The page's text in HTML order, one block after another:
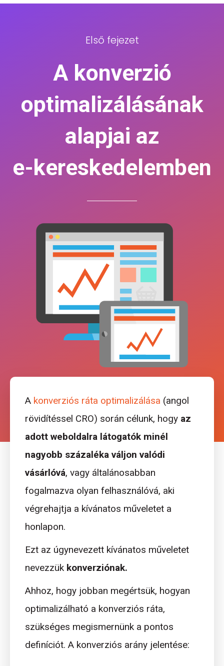
Első fejezet
A konverzió
optimalizálásának
alapjai az
e-kereskedelemben
A konverziós ráta optimalizálása (angol
rövidítéssel CRO) során célunk, hogy az
adott weboldalra látogatók minél
nagyobb százaléka váljon valódi
vásárlóvá, vagy általánosabban
fogalmazva olyan felhasználóvá, aki
végrehajtja a kívánatos műveletet a
honlapon.
Ezt az úgynevezett kívánatos műveletet
nevezzük konverziónak.
Ahhoz, hogy jobban megértsük, hogyan
optimalizálható a konverziós ráta,
szükséges megismernünk a pontos
definíciót. A konverziós arány jelentése: